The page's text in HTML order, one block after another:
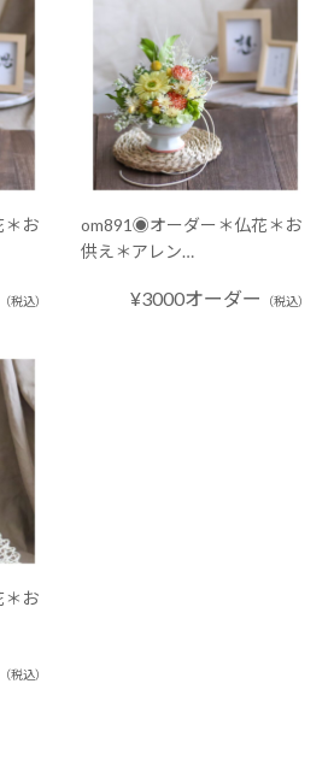
お
（税込）
om891◉オーダー＊仏花＊お
供え＊アレン…
¥3000オーダー （税込）
お
（税込）